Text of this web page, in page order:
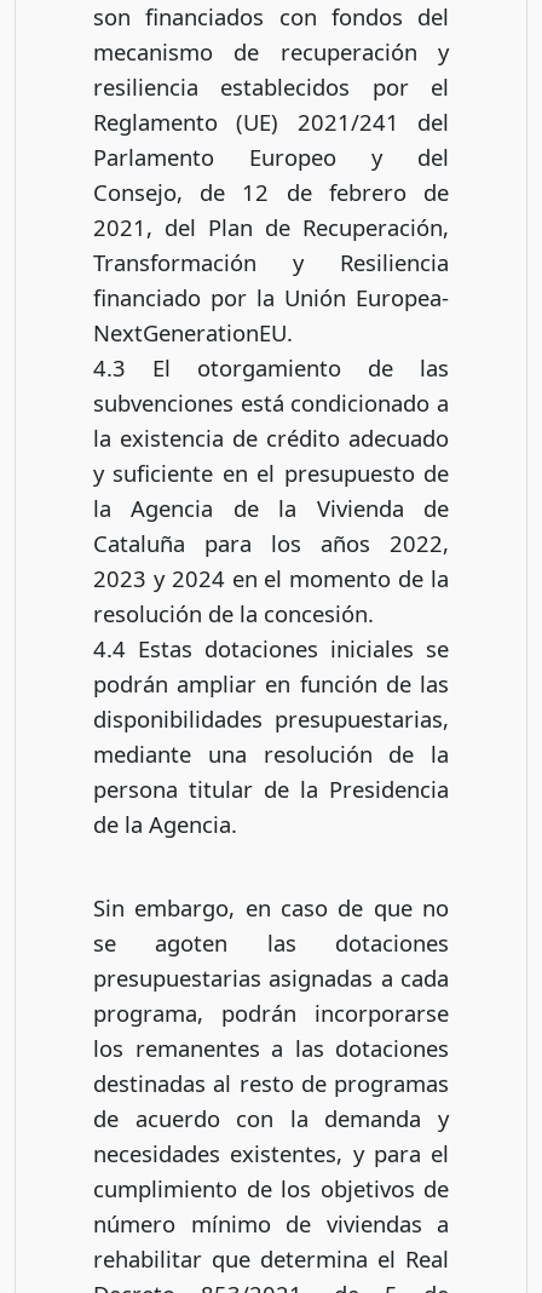
son financiados con fondos del
mecanismo de recuperación y
resiliencia establecidos por el
Reglamento (UE) 2021/241 del
Parlamento Europeo y del
Consejo, de 12 de febrero de
2021, del Plan de Recuperación,
Transformación y Resiliencia
financiado por la Unión Europea-
NextGenerationEU.
4.3 El otorgamiento de las
subvenciones está condicionado a
la existencia de crédito adecuado
y suficiente en el presupuesto de
la Agencia de la Vivienda de
Cataluña para los años 2022,
2023 y 2024 en el momento de la
resolución de la concesión.
4.4 Estas dotaciones iniciales se
podrán ampliar en función de las
disponibilidades presupuestarias,
mediante una resolución de la
persona titular de la Presidencia
de la Agencia.
Sin embargo, en caso de que no
se agoten las dotaciones
presupuestarias asignadas a cada
programa, podrán incorporarse
los remanentes a las dotaciones
destinadas al resto de programas
de acuerdo con la demanda y
necesidades existentes, y para el
cumplimiento de los objetivos de
número mínimo de viviendas a
rehabilitar que determina el Real